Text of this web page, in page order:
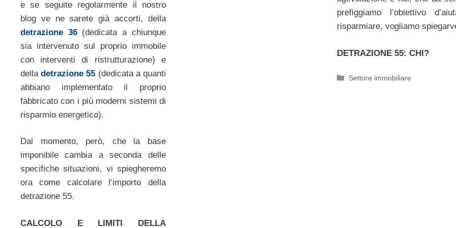
e se seguite regolarmente il nostro
blog ve ne sarete già accorti, della
detrazione 36(dedicata a chiunque
sia intervenuto sul proprio immobile
con interventi di ristrutturazione) e
delladetrazione 55 (dedicata a quanti
abbiano implementato il proprio
fabbricato con i più moderni sistemi di
risparmio energetico).
Dal momento, però, che la base
imponibile cambia a seconda delle
specifiche situazioni, vi spiegheremo
ora come calcolare l’importo della
detrazione 55.
CALCOLO E LIMITI DELLA
prefiggiamo l’obiettivo
risparmiare, vogliamo
DETRAZIONE 55: CHI?
Categorie
Settore immobiliare